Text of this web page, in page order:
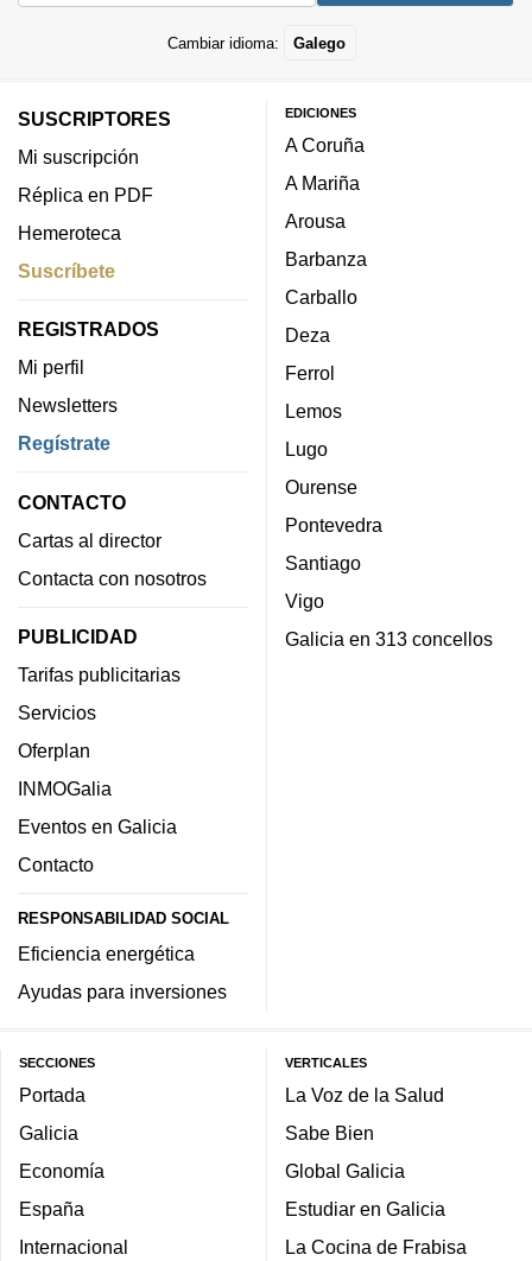
Cambiar idioma: Galego
SUSCRIPTORES
Mi suscripción
Réplica en PDF
Hemeroteca
Suscríbete
REGISTRADOS
Mi perfil
Newsletters
Regístrate
CONTACTO
Cartas al director
Contacta con nosotros
PUBLICIDAD
Tarifas publicitarias
Servicios
Oferplan
INMOGalia
Eventos en Galicia
Contacto
RESPONSABILIDAD SOCIAL
Eficiencia energética
Ayudas para inversiones
EDICIONES
A Coruña
A Mariña
Arousa
Barbanza
Carballo
Deza
Ferrol
Lemos
Lugo
Ourense
Pontevedra
Santiago
Vigo
Galicia en 313 concellos
SECCIONES
Portada
Galicia
Economía
España
Internacional
VERTICALES
La Voz de la Salud
Sabe Bien
Global Galicia
Estudiar en Galicia
La Cocina de Frabisa